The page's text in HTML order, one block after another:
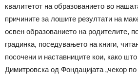
квалитетот на образованието во
причините за лошите резултати на
освен образованието на родителите,
градинка, поседувањето на книги,
посочени и наставниците кои, како
Димитровска од Фондацијата „чекор